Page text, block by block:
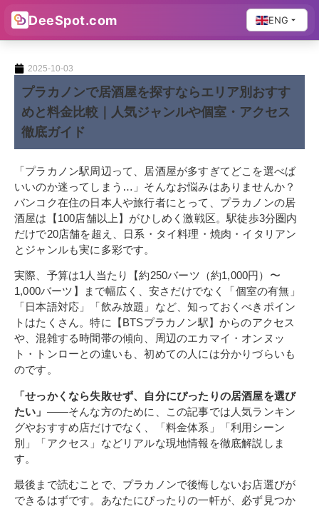
DeeSpot.com ENG
2025-10-03
プラカノンで居酒屋を探すならエリア別おすす
めと料金比較｜人気ジャンルや個室・アクセス
徹底ガイド
「プラカノン駅周辺って、居酒屋が多すぎてどこを選べば
いいのか迷ってしまう…」そんなお悩みはありませんか？
バンコク在住の日本人や旅行者にとって、プラカノンの居
酒屋は【100店舗以上】がひしめく激戦区。駅徒歩3分圏内
だけで20店舗を超え、日系・タイ料理・焼肉・イタリアン
とジャンルも実に多彩です。
実際、予算は1人当たり【約250バーツ（約1,000円）〜
1,000バーツ】まで幅広く、安さだけでなく「個室の有無」
「日本語対応」「飲み放題」など、知っておくべきポイン
トはたくさん。特に【BTSプラカノン駅】からのアクセス
や、混雑する時間帯の傾向、周辺のエカマイ・オンヌッ
ト・トンローとの違いも、初めての人には分かりづらいも
のです。
「せっかくなら失敗せず、自分にぴったりの居酒屋を選び
たい」 ――そんな方のために、この記事では人気ランキン
グやおすすめ店だけでなく、「料金体系」「利用シーン
別」「アクセス」などリアルな現地情報を徹底解説しま
す。
最後まで読むことで、プラカノンで後悔しないお店選びが
できるはずです。あなたにぴったりの一軒が、必ず見つか